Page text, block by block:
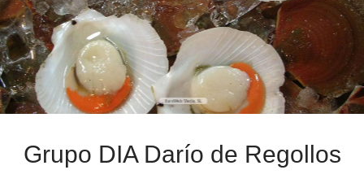
Grupo DIA Darío de Regollos